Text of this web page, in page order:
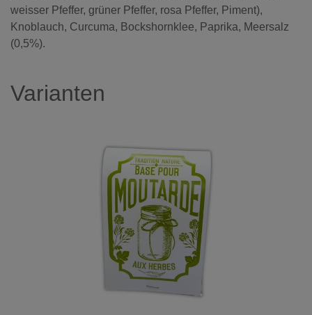
weisser Pfeffer, grüner Pfeffer, rosa Pfeffer, Piment),
Knoblauch, Curcuma, Bockshornklee, Paprika, Meersalz
(0,5%).
Varianten